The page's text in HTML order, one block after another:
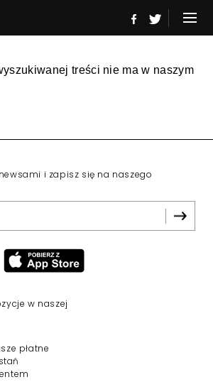
treści nie ma w naszym
i zapisz się na naszego
w naszej
płatne